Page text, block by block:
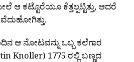
ಆ ಕಟ್ಟೊರೆಯೂ ಕೆತ್ತಲ್ಪಟ್ಟಿತ್ತು, ಆದರೆ
ಆ ನೋಟವನ್ನು ಒಬ್ಬ ಕಲೆಗಾರ
1775 ರಲ್ಲಿ ಬಣ್ಣದ